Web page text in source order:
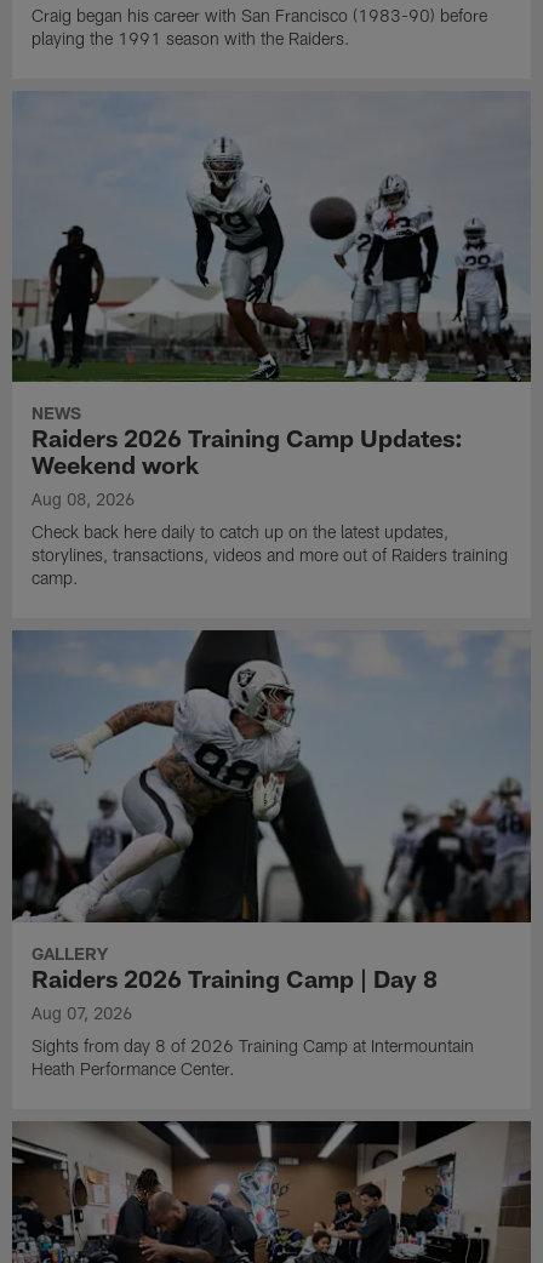
Craig began his career with San Francisco (1983-90) before
playing the 1991 season with the Raiders.
NEWS
Raiders 2026 Training Camp Updates:
Weekend work
Aug 08, 2026
Check back here daily to catch up on the latest updates,
storylines, transactions, videos and more out of Raiders training
camp.
GALLERY
Raiders 2026 Training Camp | Day 8
Aug 07, 2026
Sights from day 8 of 2026 Training Camp at Intermountain
Heath Performance Center.